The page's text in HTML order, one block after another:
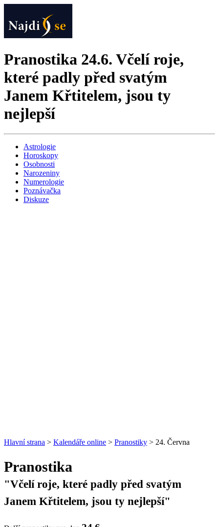
Pranostika 24.6. Včelí roje,
které padly před svatým
Janem Křtitelem, jsou ty
nejlepší
Astrologie
Horoskopy
Osobnosti
Narozeniny
Numerologie
Poznávačka
Diskuze
Hlavní strana > Kalendáře online > Pranostiky > 24. Června
Pranostika
"Včelí roje, které padly před svatým
Janem Křtitelem, jsou ty nejlepší"